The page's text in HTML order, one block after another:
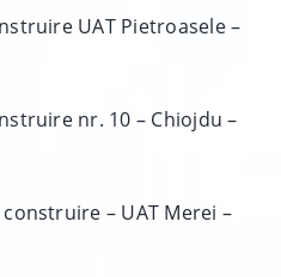
UAT Pietroasele –
nr. 10 – Chiojdu –
– UAT Merei –